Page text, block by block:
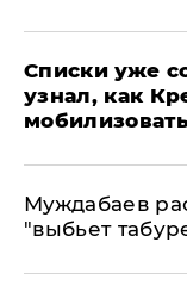
Списки уже
узнал, как
Муждабаев
"выбьет